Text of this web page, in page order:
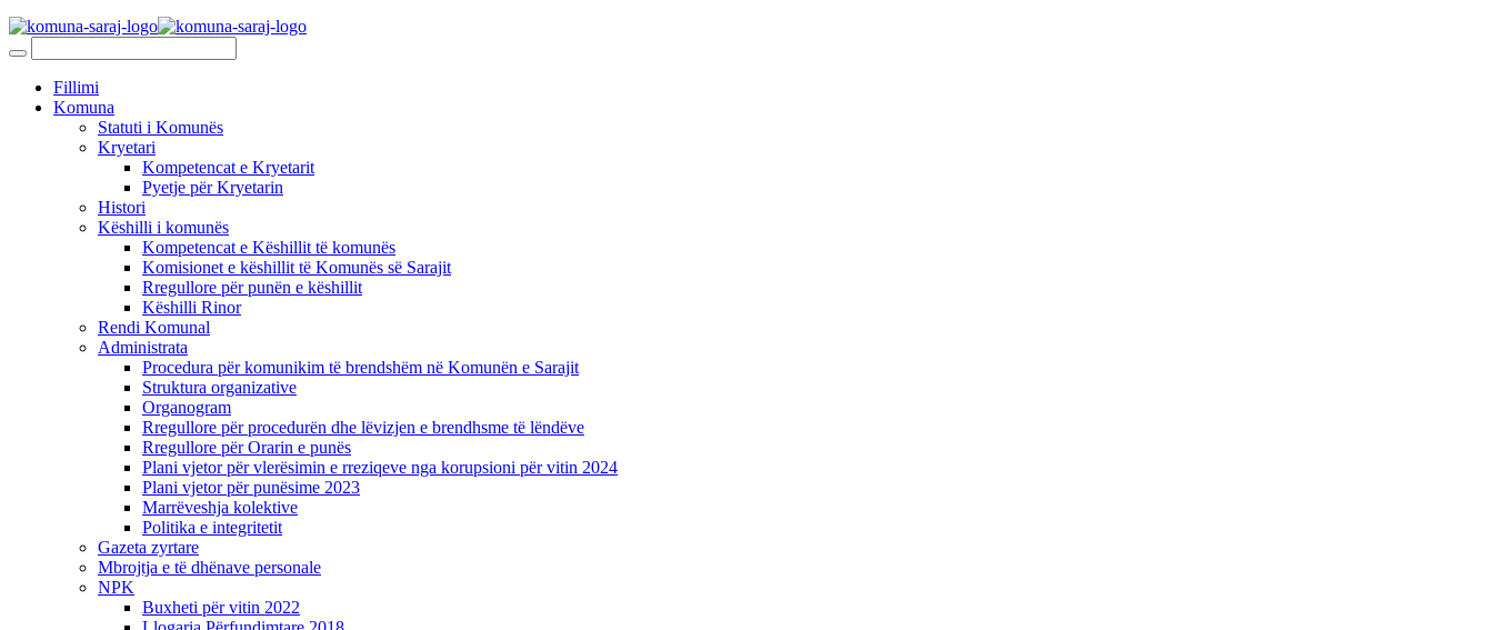
Fillimi
Komuna
Statuti i Komunës
Kryetari
Kompetencat e Kryetarit
Pyetje për Kryetarin
Histori
Këshilli i komunës
Kompetencat e Këshillit të komunës
Komisionet e këshillit të Komunës së Sarajit
Rregullore për punën e këshillit
Këshilli Rinor
Rendi Komunal
Administrata
Procedura për komunikim të brendshëm në Komunën e Sarajit
Struktura organizative
Organogram
Rregullore për procedurën dhe lëvizjen e brendhsme të lëndëve
Rregullore për Orarin e punës
Plani vjetor për vlerësimin e rreziqeve nga korupsioni për vitin 2024
Plani vjetor për punësime 2023
Marrëveshja kolektive
Politika e integritetit
Gazeta zyrtare
Mbrojtja e të dhënave personale
NPK
Buxheti për vitin 2022